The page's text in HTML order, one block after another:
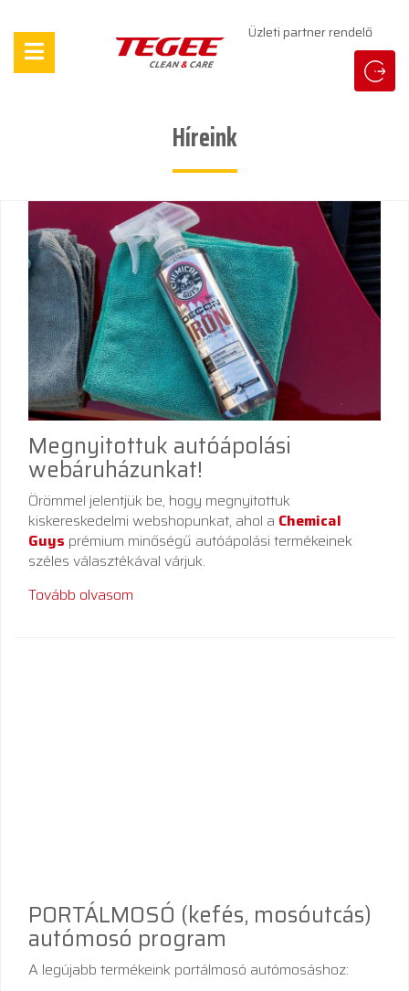
Üzleti partner rendelő
Híreink
Megnyitottuk autóápolási
webáruházunkat!
Örömmel jelentjük be, hogy megnyitottuk
kiskereskedelmi webshopunkat, ahol a Chemical
Guys prémium minőségű autóápolási termékeinek
széles választékával várjuk.
Tovább olvasom
PORTÁLMOSÓ (kefés, mosóutcás)
autómosó program
A legújabb termékeink portálmosó autómosáshoz: